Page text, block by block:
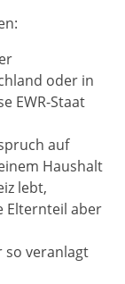
oder in
EWR-Staat
auf
Haushalt
lebt,
Elternteil aber
veranlagt